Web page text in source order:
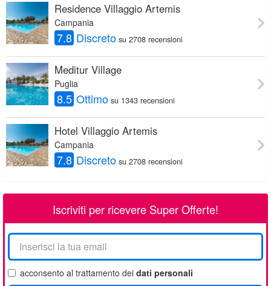
Residence Villaggio Artemis
Campania
7.8 Discreto su 2708 recensioni
Meditur Village
Puglia
8.5 Ottimo su 1343 recensioni
Hotel Villaggio Artemis
Campania
7.8 Discreto su 2708 recensioni
Iscriviti per ricevere Super Offerte!
La
tua
email
acconsento al trattamento dei dati personali